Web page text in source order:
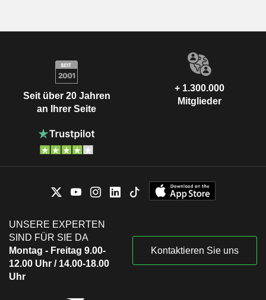
Seit über 20 Jahren
an Ihrer Seite
+ 1.300.000
Mitglieder
UNSERE EXPERTEN
SIND FÜR SIE DA
Montag - Freitag 9.00-
12.00 Uhr / 14.00-18.00
Uhr
Kontaktieren Sie uns